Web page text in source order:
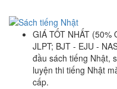
GIÁ TỐT NHẤT
JLPT; BJT - EJU -
đầu sách tiếng Nhật,
luyện thi tiếng Nhật
cấp.